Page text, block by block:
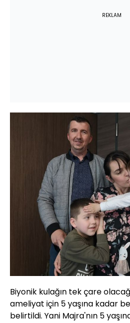
REKLAM
Biyonik kulağın tek çare
ameliyat için 5 yaşına kadar
belirtildi. Yani Majra'nın 5